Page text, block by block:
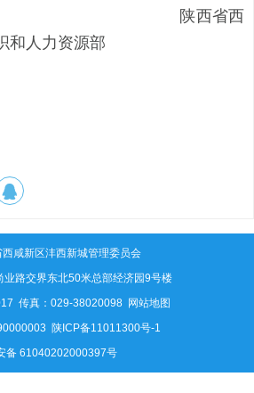
省西
和人力资源部
西咸新区沣西新城管理委员会
业路交界东北50米总部经济园9号楼
传真：029-38020098 网站地图
陕ICP备11011300号-1
备 61040202000397号